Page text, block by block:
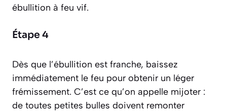
ébullition à feu vif.
Étape 4
Dès que l’ébullition est franche, baissez
immédiatement le feu pour obtenir un léger
frémissement. C’est ce qu’on appelle mijoter :
de toutes petites bulles doivent remonter